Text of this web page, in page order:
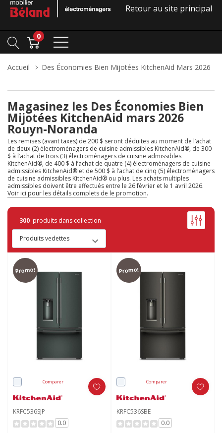
Retour au site principal
0
Accueil Des Économies Bien Mijotées KitchenAid Mars 2026
Magasinez les Des Économies Bien
Mijotées KitchenAid mars 2026
Rouyn-Noranda
Les remises (avant taxes) de 200 $ seront déduites au moment de l’achat
de deux (2) électroménagers de cuisine admissibles KitchenAid®, de 300
$ à l’achat de trois (3) électroménagers de cuisine admissibles
KitchenAid®, de 400 $ à l’achat de quatre (4) électroménagers de cuisine
admissibles KitchenAid® et de 500 $ à l’achat de cinq (5) électroménagers
de cuisine admissibles KitchenAid® ou plus. Les achats multiples
admissibles doivent être effectués entre le 26 février et le 1 avril 2026.
Voir ici pour les détails complets de le promotion.
300 produits dans collection
Promo!
Comparer
KRFC536SJP
0.0
Promo!
Comparer
KRFC536SBE
0.0